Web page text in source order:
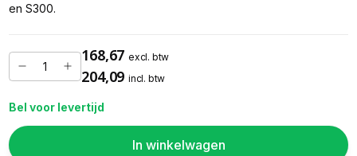
en S300.
168,67 excl. btw
204,09 incl. btw
Bel voor levertijd
In winkelwagen